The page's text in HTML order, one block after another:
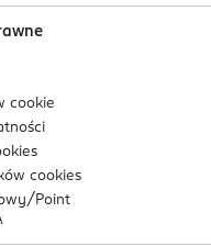
cookie
cookies
Point